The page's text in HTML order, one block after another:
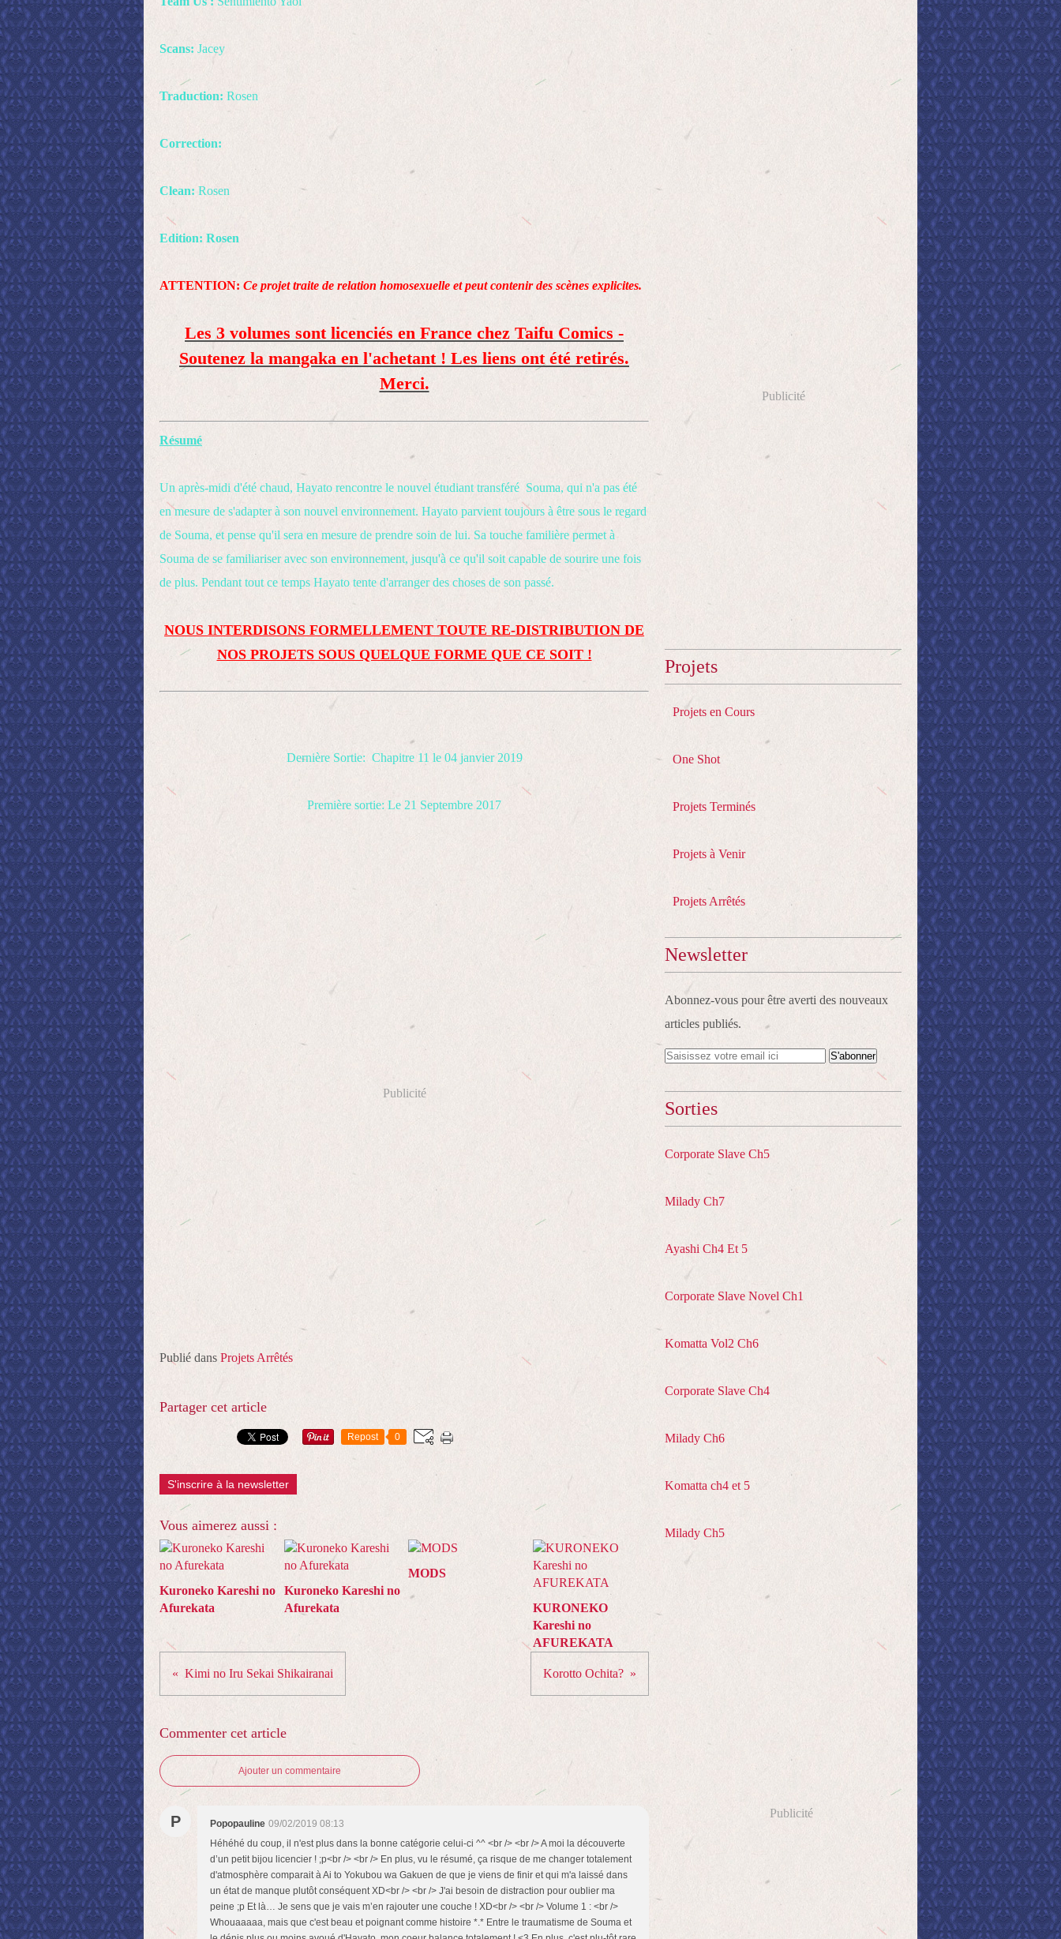
Scans: Jacey
Traduction: Rosen
Correction:
Clean: Rosen
Edition: Rosen
ATTENTION: Ce projet traite de relation homosexuelle et peut contenir des scènes explicites.
Les 3 volumes sont licenciés en France chez Taifu Comics -
Soutenez la mangaka en l'achetant ! Les liens ont été retirés.
Merci.
Résumé
Un après-midi d'été chaud, Hayato rencontre le nouvel étudiant transféré Souma, qui n'a pas été
en mesure de s'adapter à son nouvel environnement. Hayato parvient toujours à être sous le regard
de Souma, et pense qu'il sera en mesure de prendre soin de lui. Sa touche familière permet à
Souma de se familiariser avec son environnement, jusqu'à ce qu'il soit capable de sourire une fois
de plus. Pendant tout ce temps Hayato tente d'arranger des choses de son passé.
NOUS INTERDISONS FORMELLEMENT TOUTE RE-DISTRIBUTION DE
NOS PROJETS SOUS QUELQUE FORME QUE CE SOIT !
Dernière Sortie: Chapitre 11 le 04 janvier 2019
Première sortie: Le 21 Septembre 2017
Publicité
Publié dans Projets Arrêtés
Partager cet article
Repost 0
S'inscrire à la newsletter
Vous aimerez aussi :
Kuroneko Kareshi no
Afurekata
Kuroneko Kareshi no
Afurekata
MODS
KURONEKO
Kareshi no
AFUREKATA
Kimi no Iru Sekai Shikairanai Korotto Ochita?
Commenter cet article
Ajouter un commentaire
P Popopauline 09/02/2019 08:13
Héhéhé du coup, il n'est plus dans la bonne catégorie celui-ci ^^ <br /> <br /> A moi la découverte
d’un petit bijou licencier ! ;p<br /> <br /> En plus, vu le résumé, ça risque de me changer totalement
d'atmosphère comparait à Ai to Yokubou wa Gakuen de que je viens de finir et qui m'a laissé dans
un état de manque plutôt conséquent XD<br /> <br /> J'ai besoin de distraction pour oublier ma
peine ;p Et là… Je sens que je vais m’en rajouter une couche ! XD<br /> <br /> Volume 1 : <br />
Whouaaaaa, mais que c'est beau et poignant comme histoire *.* Entre le traumatisme de Souma et
Publicité
Projets
Projets en Cours
One Shot
Projets Terminés
Projets à Venir
Projets Arrêtés
Newsletter
Abonnez-vous pour être averti des nouveaux
articles publiés.
Sorties
Corporate Slave Ch5
Milady Ch7
Ayashi Ch4 Et 5
Corporate Slave Novel Ch1
Komatta Vol2 Ch6
Corporate Slave Ch4
Milady Ch6
Komatta ch4 et 5
Milady Ch5
Publicité